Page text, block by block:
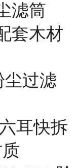
滤筒
套木材
尘过滤
耳快拆